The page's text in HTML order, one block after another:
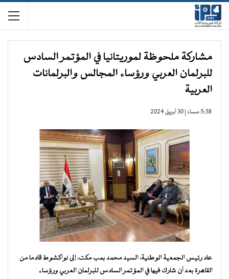
مشاركة ملحوظة لموريتانيا في المؤتمر السادس
للبرلمان العربي ورؤساء المجالس والبرلمانات
العربية
5:58 مساءً | 30 أبريل 2024
عاد رئيس الجمعية الوطنية، السيد محمد بمب مكت، إلى نواكشوط قادما من
القاهرة بعد أن شارك فيها في المؤتمر السادس للبرلمان العربي ورؤساء